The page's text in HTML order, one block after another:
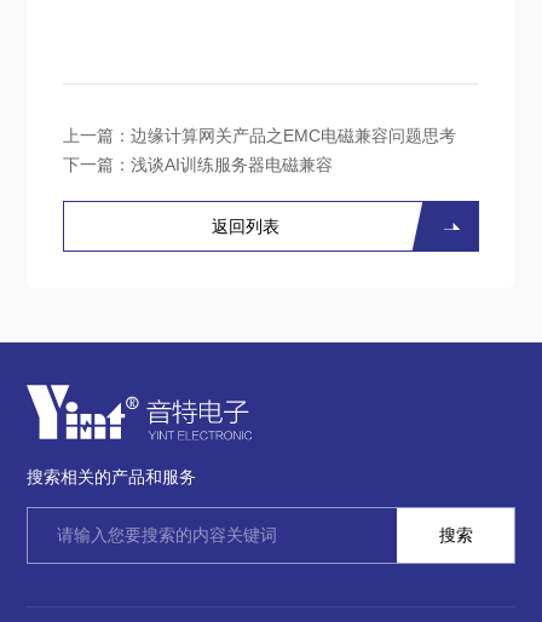
上一篇：边缘计算网关产品之EMC电磁兼容问题思考
下一篇：浅谈AI训练服务器电磁兼容
返回列表
搜索相关的产品和服务